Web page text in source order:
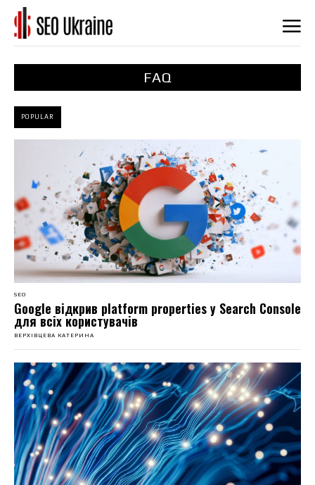
FAQ
POPULAR
SEO
Google відкрив platform properties у Search Console
для всіх користувачів
ВЕРХІВЦЕВА КАТЕРИНА